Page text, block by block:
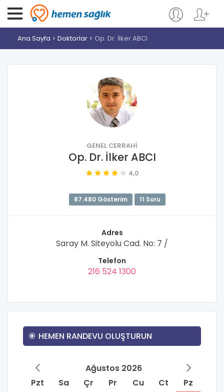
Ana Sayfa Doktorlar Op. Dr. İlker ABCI
GENEL CERRAHI
Op. Dr. İlker ABCI
4,0
87.480 Gösterim 11 Soru
Adres
Saray M. Siteyolu Cad. No: 7 /
Telefon
216 524 1300
HEMEN RANDEVU OLUŞTURUN
Ağustos 2026
Pzt
Sa Çr Pr Cu Ct
Pz